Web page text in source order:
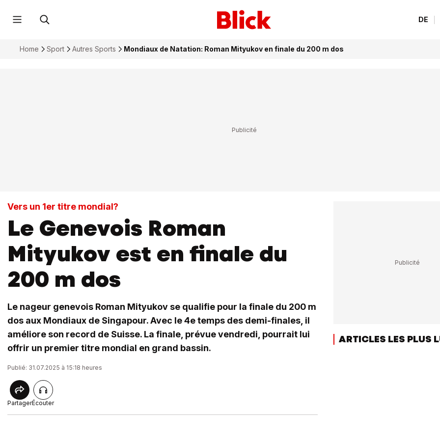
DE
Home Sport Autres Sports Mondiaux de Natation: Roman Mityukov en finale du 200 m dos
Vers un 1er titre mondial?
Le Genevois Roman
Mityukov est en finale du
200 m dos
Le nageur genevois Roman Mityukov se qualifie pour la finale du 200 m
dos aux Mondiaux de Singapour. Avec le 4e temps des demi-finales, il
améliore son record de Suisse. La finale, prévue vendredi, pourrait lui
offrir un premier titre mondial en grand bassin.
Publié: 31.07.2025 à 15:18 heures
PartagerÉcouter
ARTICLES LES PLUS